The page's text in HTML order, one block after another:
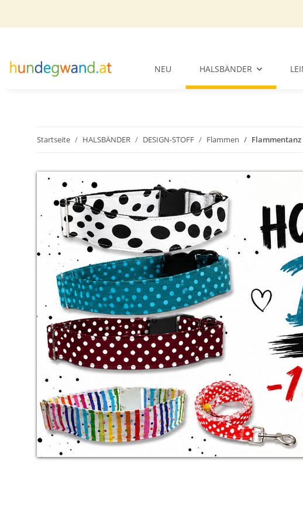
NEU HALSBÄNDER
Startseite HALSBÄNDER DESIGN-STOFF Flammen